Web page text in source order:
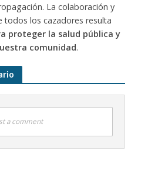
La colaboración y
todos los cazadores resulta
proteger la salud pública y
comunidad.
a comment